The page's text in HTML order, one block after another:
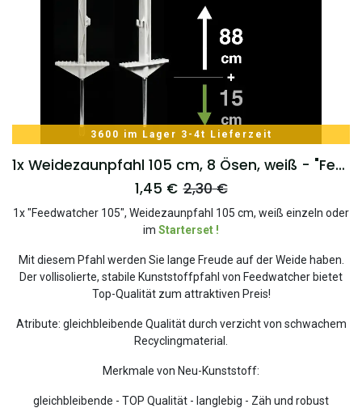
3600 im Lager 3-4t Lieferzeit
1x Weidezaunpfahl 105 cm, 8 Ösen, weiß - "Feedwatcher 105"
1,45 € 2,30€
1x "Feedwatcher 105", Weidezaunpfahl 105 cm, weiß einzeln oder
im Starterset !
Mit diesem Pfahl werden Sie lange Freude auf der Weide haben.
Der vollisolierte, stabile Kunststoffpfahl von Feedwatcher bietet
Top-Qualität zum attraktiven Preis!
Atribute: gleichbleibende Qualität durch verzicht von schwachem
Recyclingmaterial.
Merkmale von Neu-Kunststoff:
gleichbleibende - TOP Qualität - langlebig - Zäh und robust